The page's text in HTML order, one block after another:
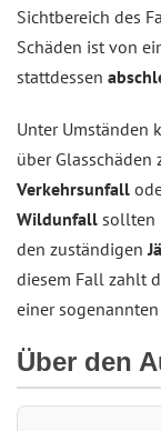
Sichtbereich des
Schäden ist von
stattdessen
Unter Umständen
über Glasschäden
Verkehrsunfall
Wildunfall sollten
den zuständigen
diesem Fall zahlt
einer sogenannten
Über den